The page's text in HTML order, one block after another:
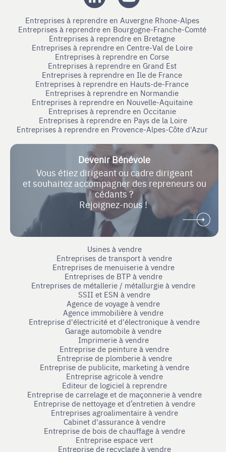
Entreprises à reprendre en Auvergne Rhone-Alpes
Entreprises à reprendre en Bourgogne-Franche-Comté
Entreprises à reprendre en Bretagne
Entreprises à reprendre en Centre-Val de Loire
Entreprises à reprendre en Corse
Entreprises à reprendre en Grand Est
Entreprises à reprendre en Ile de France
Entreprises à reprendre en Hauts-de-France
Entreprises à reprendre en Normandie
Entreprises à reprendre en Nouvelle-Aquitaine
Entreprises à reprendre en Occitanie
Entreprises à reprendre en Pays de la Loire
Entreprises à reprendre en Provence-Alpes-Côte d'Azur
Devenir Bénévole
Vous étiez dirigeant ou cadre dirigeant
et souhaitez accompagner des repreneurs ou
cédants ?
Rejoignez-nous !
Usines à vendre
Entreprises de transport à vendre
Entreprises de menuiserie à vendre
Entreprises de BTP à vendre
Entreprises de métallerie / métallurgie à vendre
SSII et ESN à vendre
Agence de voyage à vendre
Agence immobilière à vendre
Entreprise d'électricité et d'électronique à vendre
Garage automobile à vendre
Imprimerie à vendre
Entreprise de peinture à vendre
Entreprise de plomberie à vendre
Entreprise de publicite, marketing à vendre
Entreprise agricole à vendre
Editeur de logiciel à reprendre
Entreprise de carrelage et de maçonnerie à vendre
Entreprise de nettoyage et d’entretien à vendre
Entreprises agroalimentaire à vendre
Cabinet d'assurance à vendre
Entreprise de bois de chauffage à vendre
Entreprise espace vert
Entreprise de recyclage à vendre